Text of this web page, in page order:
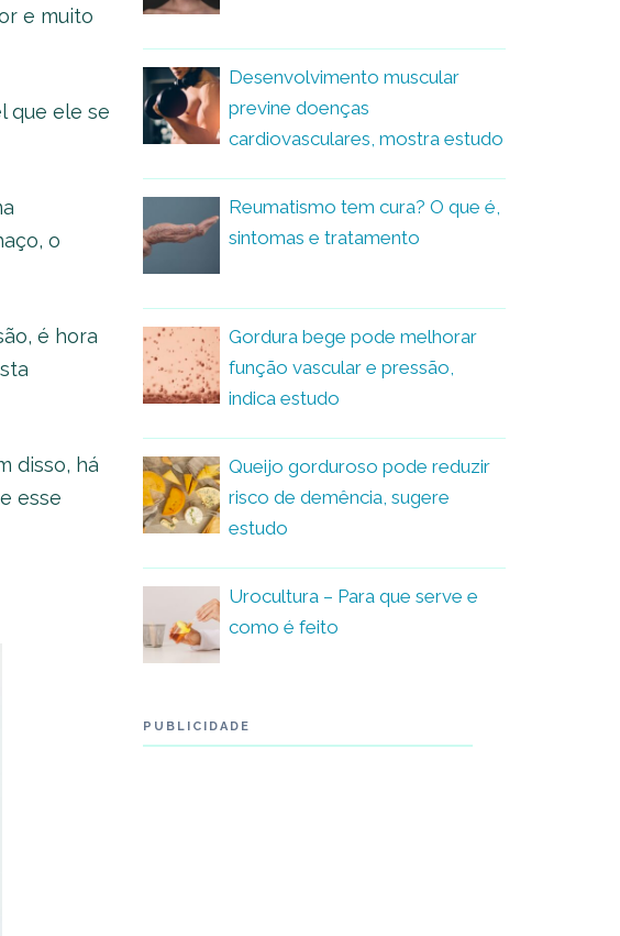
e muito
que ele se
o
é hora
disso, há
esse
Desenvolvimento muscular
previne doenças
cardiovasculares, mostra estudo
Reumatismo tem cura? O que é,
sintomas e tratamento
Gordura bege pode melhorar
função vascular e pressão,
indica estudo
Queijo gorduroso pode reduzir
risco de demência, sugere
estudo
Urocultura – Para que serve e
como é feito
PUBLICIDADE